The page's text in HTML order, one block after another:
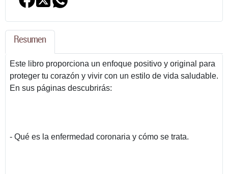
Resumen
Este libro proporciona un enfoque positivo y original para
proteger tu corazón y vivir con un estilo de vida saludable.
En sus páginas descubrirás:
- Qué es la enfermedad coronaria y cómo se trata.